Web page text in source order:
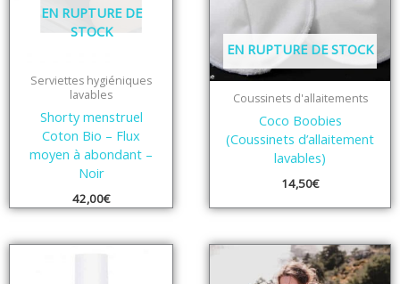
EN RUPTURE DE
STOCK
Serviettes hygiéniques
lavables
Shorty menstruel
Coton Bio – Flux
moyen à abondant –
Noir
42,00€
EN RUPTURE DE STOCK
Coussinets d'allaitements
Coco Boobies
(Coussinets d’allaitement
lavables)
14,50€